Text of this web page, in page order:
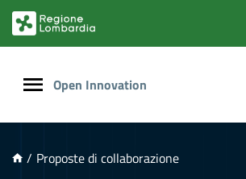
PRINCIPALE
Open Innovation
/ Proposte di collaborazione